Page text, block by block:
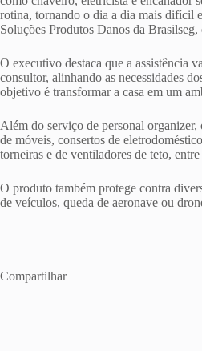
rotina, tornando o dia a dia mais difícil
Soluções Produtos Danos da
O executivo destaca que a assistência
consultor, alinhando as necessidades
objetivo é transformar a casa em um
Além do serviço de personal
de móveis, consertos de
torneiras e de ventiladores de teto,
O produto também protege contra
de veículos, queda de aeronave ou
Compartilhar